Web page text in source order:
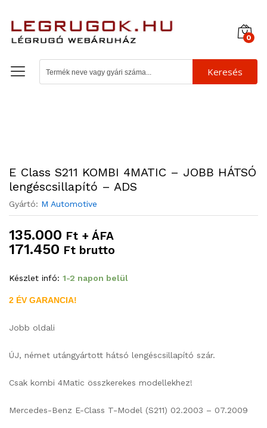
0
Keresés
E Class S211 KOMBI 4MATIC – JOBB HÁTSÓ
lengéscsillapító – ADS
Gyártó: M Automotive
135.000 Ft + ÁFA
171.450 Ft brutto
Készlet infó: 1-2 napon belül
2 ÉV GARANCIA!
Jobb oldali
ÚJ, német utángyártott hátsó lengéscsillapító szár.
Csak kombi 4Matic összkerekes modellekhez!
Mercedes-Benz E-Class T-Model (S211) 02.2003 – 07.2009